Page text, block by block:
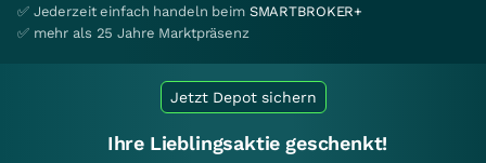
✅ Jederzeit einfach handeln beim SMARTBROKER+
✅ mehr als 25 Jahre Marktpräsenz
Jetzt Depot sichern
Ihre Lieblingsaktie geschenkt!